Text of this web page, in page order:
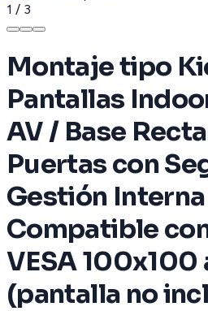
1 / 3
Montaje tipo
Pantallas
AV / Base
Puertas con
Gestión
Compatible
VESA
(pantalla no